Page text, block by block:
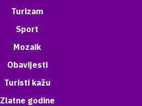
Turizam
Sport
Mozaik
Obavijesti
Turisti kažu
Zlatne godine